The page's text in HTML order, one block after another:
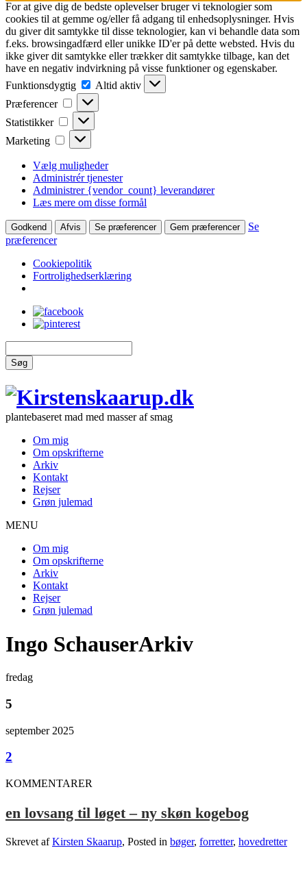
For at give dig de bedste oplevelser bruger vi teknologier som
cookies til at gemme og/eller få adgang til enhedsoplysninger. Hvis
du giver dit samtykke til disse teknologier, kan vi behandle data som
f.eks. browsingadfærd eller unikke ID'er på dette websted. Hvis du
ikke giver dit samtykke eller trækker dit samtykke tilbage, kan det
have en negativ indvirkning på visse funktioner og egenskaber.
Funktionsdygtig
Funktionsdygtig
Altid aktiv
Præferencer
Præferencer
Statistikker Statistikker
Marketing Marketing
Vælg muligheder
Administrér tjenester
Administrer {vendor_count} leverandører
Læs mere om disse formål
Godkend Afvis Se præferencer Gem præferencer
Se
præferencer
Cookiepolitik
Fortrolighedserklæring
Søg
plantebaseret mad med masser af smag
Om mig
Om opskrifterne
Arkiv
Kontakt
Rejser
Grøn julemad
MENU
Om mig
Om opskrifterne
Arkiv
Kontakt
Rejser
Grøn julemad
Ingo SchauserArkiv
fredag
5
september 2025
2
KOMMENTARER
en lovsang til løget – ny skøn kogebog
Skrevet afKirsten Skaarup, Posted in bøger, forretter, hovedretter